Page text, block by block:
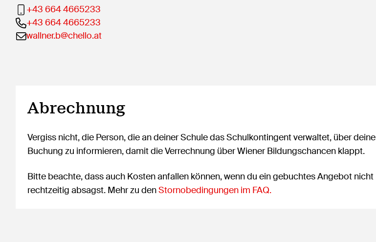
+43 664 4665233
+43 664 4665233
wallner.b@chello.at
Abrechnung
Vergiss nicht, die Person, die an deiner Schule das Schulkontingent verwaltet, über deine
Buchung zu informieren, damit die Verrechnung über Wiener Bildungschancen klappt.
Bitte beachte, dass auch Kosten anfallen können, wenn du ein gebuchtes Angebot nicht
rechtzeitig absagst. Mehr zu denStornobedingungen im FAQ.